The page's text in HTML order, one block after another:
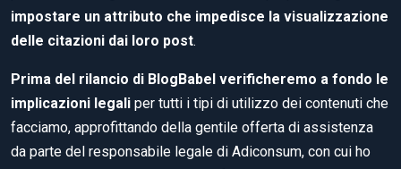
impostare un attributo che impedisce la visualizzazione
delle citazioni dai loro post.
Prima del rilancio di BlogBabel verificheremo a fondo le
implicazioni legali per tutti i tipi di utilizzo dei contenuti che
facciamo, approfittando della gentile offerta di assistenza
da parte del responsabile legale di Adiconsum, con cui ho